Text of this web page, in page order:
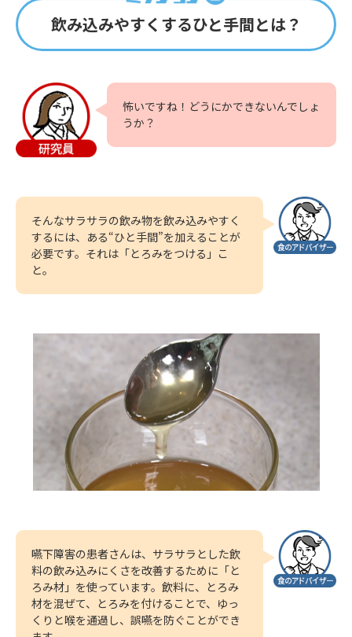
飲み込みやすくするひと手間とは？
怖いですね！どうにかできないんでしょ
うか？
そんなサラサラの飲み物を飲み込みやすく
するには、ある“ひと手間”を加えることが
必要です。それは「とろみをつける」こ
と。
嚥下障害の患者さんは、サラサラとした飲
料の飲み込みにくさを改善するために「と
ろみ材」を使っています。飲料に、とろみ
材を混ぜて、とろみを付けることで、ゆっ
くりと喉を通過し、誤嚥を防ぐことができ